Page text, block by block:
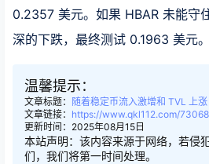
0.2357 美元。如果 HBAR 未能守
深的下跌，最终测试 0.1963 美元。
温馨提示：
文章标题： 随着稳定币流入激增和 TVL 上
文章链接： https://www.qkl112.com/
更新时间：2025年08月15日
本站声明：该内容来源于网络，若侵
们，我们将第一时间处理。